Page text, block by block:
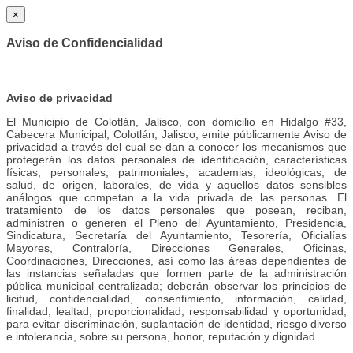
×
Aviso de Confidencialidad
Aviso de privacidad
El Municipio de Colotlán, Jalisco, con domicilio en Hidalgo #33,
Cabecera Municipal, Colotlán, Jalisco, emite públicamente Aviso de
privacidad a través del cual se dan a conocer los mecanismos que
protegerán los datos personales de identificación, características
físicas, personales, patrimoniales, academias, ideológicas, de
salud, de origen, laborales, de vida y aquellos datos sensibles
análogos que competan a la vida privada de las personas. El
tratamiento de los datos personales que posean, reciban,
administren o generen el Pleno del Ayuntamiento, Presidencia,
Sindicatura, Secretaría del Ayuntamiento, Tesorería, Oficialías
Mayores, Contraloría, Direcciones Generales, Oficinas,
Coordinaciones, Direcciones, así como las áreas dependientes de
las instancias señaladas que formen parte de la administración
pública municipal centralizada; deberán observar los principios de
licitud, confidencialidad, consentimiento, información, calidad,
finalidad, lealtad, proporcionalidad, responsabilidad y oportunidad;
para evitar discriminación, suplantación de identidad, riesgo diverso
e intolerancia, sobre su persona, honor, reputación y dignidad.